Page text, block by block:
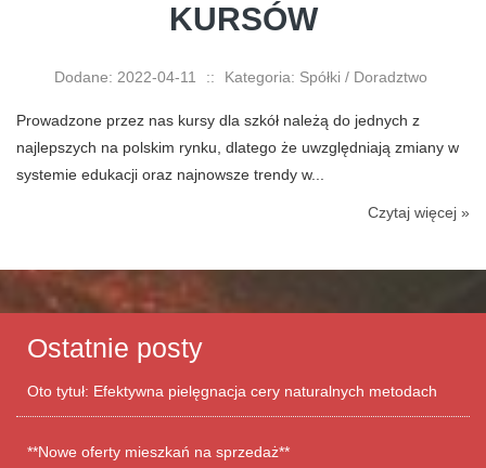
KURSÓW
Dodane: 2022-04-11 :: Kategoria: Spółki / Doradztwo
Prowadzone przez nas kursy dla szkół należą do jednych z
najlepszych na polskim rynku, dlatego że uwzględniają zmiany w
systemie edukacji oraz najnowsze trendy w...
Czytaj więcej »
Ostatnie posty
Oto tytuł: Efektywna pielęgnacja cery naturalnych metodach
**Nowe oferty mieszkań na sprzedaż**